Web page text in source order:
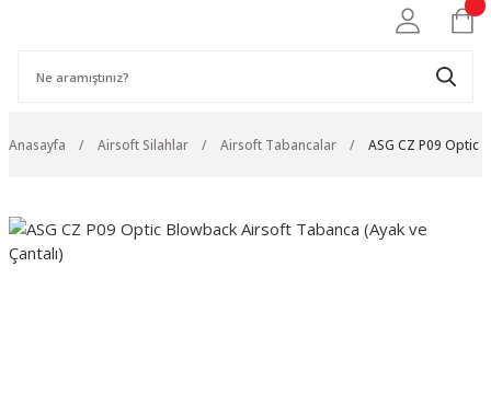
Anasayfa Airsoft Silahlar Airsoft Tabancalar ASG CZ P09 Optic